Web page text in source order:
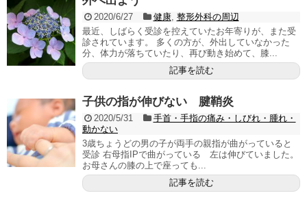
2020/6/27 健康, 整形外科の周辺
最近、しばらく受診を控えていたお年寄りが、また受
診されています。 多くの方が、外出していなかった
分、体力が落ちていたり、再び動き始めて、膝...
記事を読む
子供の指が伸びない 腱鞘炎
2020/5/31
手首・手指の痛み・しびれ・腫れ・
動かない
3歳ちょうどの男の子が両手の親指が曲がっていると
受診 右母指IPで曲がっている 左は伸びていました。
お母さんの膝の上で座っても...
記事を読む